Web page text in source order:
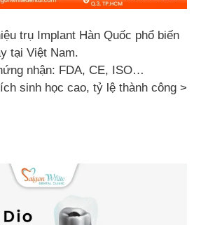
trụ Implant Hàn Quốc phổ biến
tại Việt Nam.
nhận: FDA, CE, ISO…
sinh học cao, tỷ lệ thành công >